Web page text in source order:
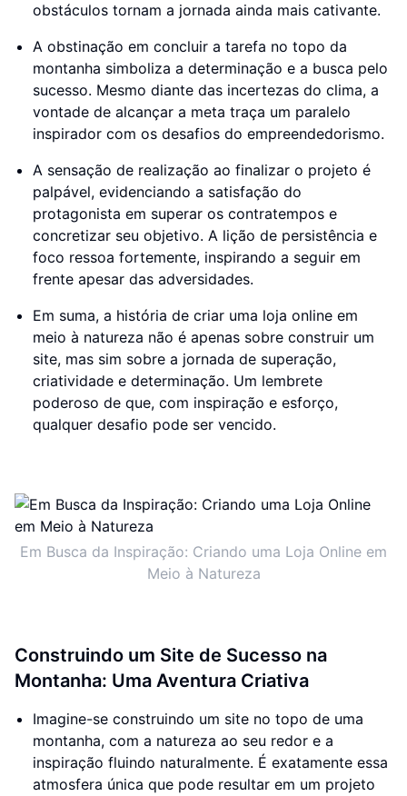
obstáculos tornam a jornada ainda mais cativante.
A obstinação em concluir a tarefa no topo da
montanha simboliza a determinação e a busca pelo
sucesso. Mesmo diante das incertezas do clima, a
vontade de alcançar a meta traça um paralelo
inspirador com os desafios do empreendedorismo.
A sensação de realização ao finalizar o projeto é
palpável, evidenciando a satisfação do
protagonista em superar os contratempos e
concretizar seu objetivo. A lição de persistência e
foco ressoa fortemente, inspirando a seguir em
frente apesar das adversidades.
Em suma, a história de criar uma loja online em
meio à natureza não é apenas sobre construir um
site, mas sim sobre a jornada de superação,
criatividade e determinação. Um lembrete
poderoso de que, com inspiração e esforço,
qualquer desafio pode ser vencido.
Em Busca da Inspiração: Criando uma Loja Online em
Meio à Natureza
Construindo um Site de Sucesso na
Montanha: Uma Aventura Criativa
Imagine-se construindo um site no topo de uma
montanha, com a natureza ao seu redor e a
inspiração fluindo naturalmente. É exatamente essa
atmosfera única que pode resultar em um projeto